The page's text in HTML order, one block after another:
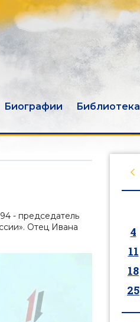
Биографии Библиотека
- председатель
Отец Ивана
4
11
18
25